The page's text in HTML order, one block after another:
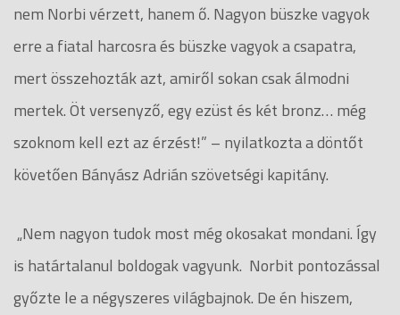
nem Norbi vérzett, hanem ő. Nagyon büszke vagyok
erre a fiatal harcosra és büszke vagyok a csapatra,
mert összehozták azt, amiről sokan csak álmodni
mertek. Öt versenyző, egy ezüst és két bronz… még
szoknom kell ezt az érzést!” – nyilatkozta a döntőt
követően Bányász Adrián szövetségi kapitány.
„Nem nagyon tudok most még okosakat mondani. Így
is határtalanul boldogak vagyunk. Norbit pontozással
győzte le a négyszeres világbajnok. De én hiszem,